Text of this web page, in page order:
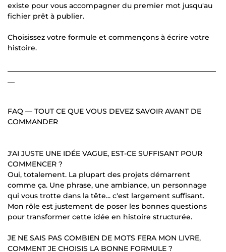
existe pour vous accompagner du premier mot jusqu'au
fichier prêt à publier.
Choisissez votre formule et commençons à écrire votre
histoire.
FAQ — TOUT CE QUE VOUS DEVEZ SAVOIR AVANT DE
COMMANDER
J'AI JUSTE UNE IDÉE VAGUE, EST-CE SUFFISANT POUR
COMMENCER ?
Oui, totalement. La plupart des projets démarrent
comme ça. Une phrase, une ambiance, un personnage
qui vous trotte dans la tête... c'est largement suffisant.
Mon rôle est justement de poser les bonnes questions
pour transformer cette idée en histoire structurée.
JE NE SAIS PAS COMBIEN DE MOTS FERA MON LIVRE,
COMMENT JE CHOISIS LA BONNE FORMULE ?